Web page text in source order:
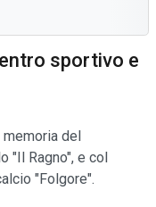
sportivo e
del
"Il Ragno", e col
"Folgore".